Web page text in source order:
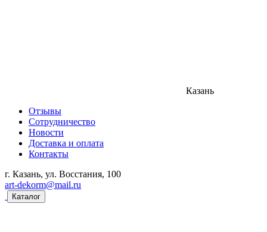
Казань
Отзывы
Сотрудничество
Новости
Доставка и оплата
Контакты
г. Казань, ул. Восстания, 100
art-dekorm@mail.ru
Каталог